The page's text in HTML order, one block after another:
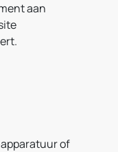
aan
of